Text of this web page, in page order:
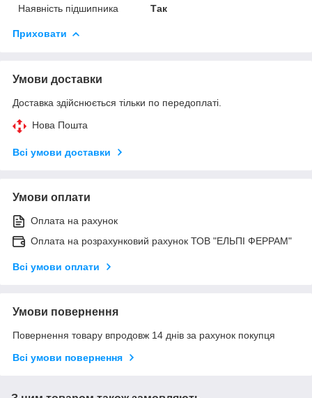
Наявність підшипника
Так
Приховати
Умови доставки
Доставка здійснюється тільки по передоплаті.
Нова Пошта
Всі умови доставки
Умови оплати
Оплата на рахунок
Оплата на розрахунковий рахунок ТОВ "ЕЛЬПІ ФЕРРАМ"
Всі умови оплати
Умови повернення
Повернення товару впродовж 14 днів за рахунок покупця
Всі умови повернення